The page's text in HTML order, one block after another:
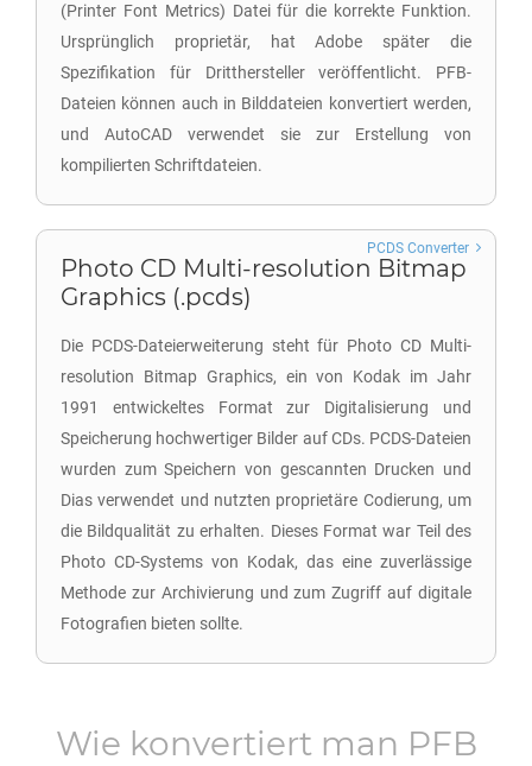
(Printer Font Metrics) Datei für die korrekte Funktion.
Ursprünglich proprietär, hat Adobe später die
Spezifikation für Dritthersteller veröffentlicht. PFB-
Dateien können auch in Bilddateien konvertiert werden,
und AutoCAD verwendet sie zur Erstellung von
kompilierten Schriftdateien.
Photo CD Multi-resolution Bitmap
Graphics (.pcds)
Die PCDS-Dateierweiterung steht für Photo CD Multi-
resolution Bitmap Graphics, ein von Kodak im Jahr
1991 entwickeltes Format zur Digitalisierung und
Speicherung hochwertiger Bilder auf CDs. PCDS-Dateien
wurden zum Speichern von gescannten Drucken und
Dias verwendet und nutzten proprietäre Codierung, um
die Bildqualität zu erhalten. Dieses Format war Teil des
Photo CD-Systems von Kodak, das eine zuverlässige
Methode zur Archivierung und zum Zugriff auf digitale
Fotografien bieten sollte.
PCDS Converter
Wie konvertiert man PFB